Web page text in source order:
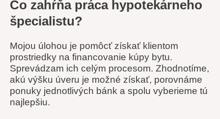
Čo zahŕňa práca hypotekárneho
špecialistu?
Mojou úlohou je pomôcť získať klientom
prostriedky na financovanie kúpy bytu.
Sprevádzam ich celým procesom. Zhodnotíme,
akú výšku úveru je možné získať, porovnáme
ponuky jednotlivých bánk a spolu vyberieme tú
najlepšiu.